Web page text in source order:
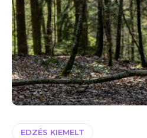
EDZÉS KIEMELT